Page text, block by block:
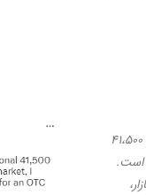
دولت آمریکا قصد خودش را برای فروش ۴۱،۵۰۰
است.